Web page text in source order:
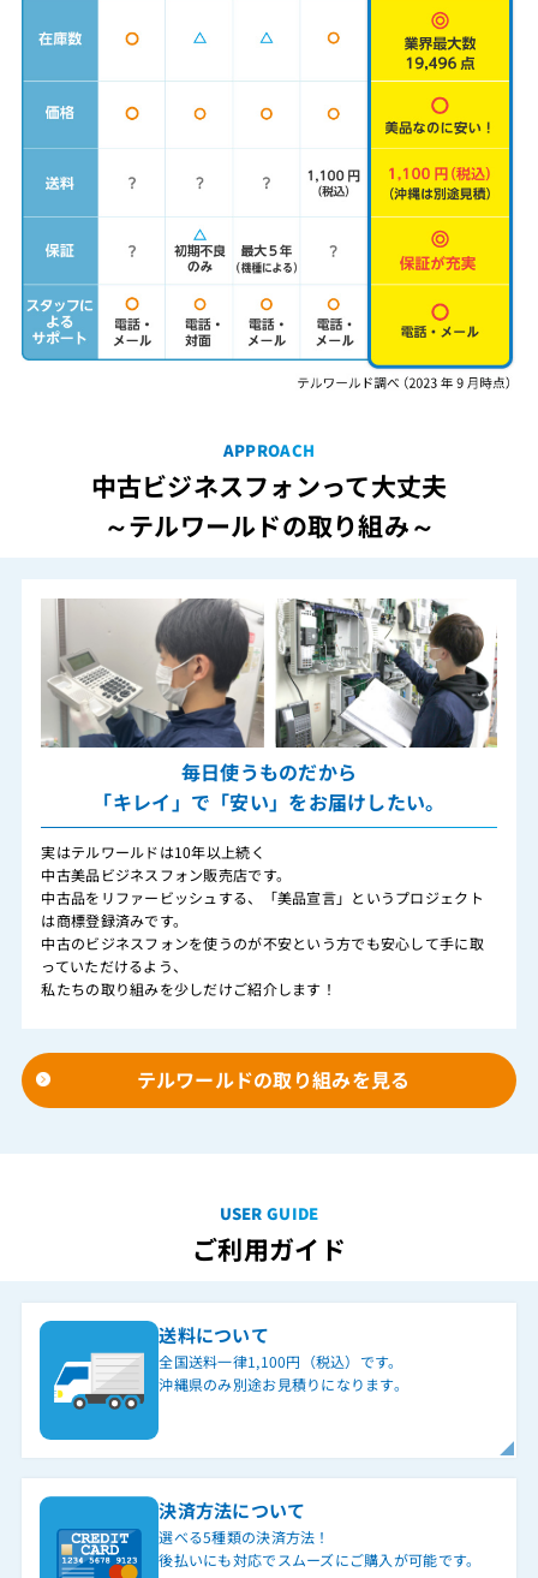
APPROACH
中古ビジネスフォンって大丈夫
～テルワールドの取り組み～
毎日使うものだから
「キレイ」で「安い」をお届けしたい。
実はテルワールドは10年以上続く
中古美品ビジネスフォン販売店です。
中古品をリファービッシュする、「美品宣言」というプロジェクト
は商標登録済みです。
中古のビジネスフォンを使うのが不安という方でも安心して手に取
っていただけるよう、
私たちの取り組みを少しだけご紹介します！
テルワールドの取り組みを見る
USER GUIDE
ご利用ガイド
送料について
全国送料一律1,100円（税込）です。
沖縄県のみ別途お見積りになります。
決済方法について
選べる5種類の決済方法！
後払いにも対応でスムーズにご購入が可能です。